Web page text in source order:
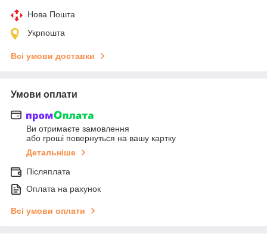
Нова Пошта
Укрпошта
Всі умови доставки
Умови оплати
Ви отримаєте замовлення
або гроші повернуться на вашу картку
Детальніше
Післяплата
Оплата на рахунок
Всі умови оплати